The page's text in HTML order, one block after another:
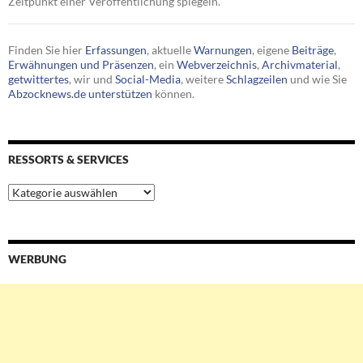
Finden Sie hier Erfassungen, aktuelleWarnungen, eigene Beiträge,
Erwähnungen und Präsenzen, ein Webverzeichnis, Archivmaterial,
getwittertes, wir und Social-Media, weitereSchlagzeilen und wie Sie
Abzocknews.de unterstützen können.
RESSORTS & SERVICES
Ressorts
&
WERBUNG